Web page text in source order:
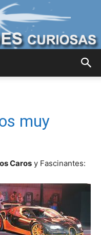
muy
Caros y Fascinantes: